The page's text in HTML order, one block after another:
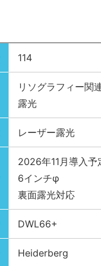
114
リソグラフィー関
露光
レーザー露光
2026年11月導入予
6インチφ
裏面露光対応
DWL66+
Heiderberg